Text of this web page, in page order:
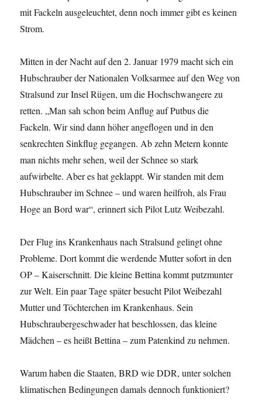
mit Fackeln ausgeleuchtet, denn noch immer gibt es keinen
Strom.
Mitten in der Nacht auf den 2. Januar 1979 macht sich ein
Hubschrauber der Nationalen Volksarmee auf den Weg von
Stralsund zur Insel Rügen, um die Hochschwangere zu
retten. „Man sah schon beim Anflug auf Putbus die
Fackeln. Wir sind dann höher angeflogen und in den
senkrechten Sinkflug gegangen. Ab zehn Metern konnte
man nichts mehr sehen, weil der Schnee so stark
aufwirbelte. Aber es hat geklappt. Wir standen mit dem
Hubschrauber im Schnee – und waren heilfroh, als Frau
Hoge an Bord war“, erinnert sich Pilot Lutz Weibezahl.
Der Flug ins Krankenhaus nach Stralsund gelingt ohne
Probleme. Dort kommt die werdende Mutter sofort in den
OP – Kaiserschnitt. Die kleine Bettina kommt putzmunter
zur Welt. Ein paar Tage später besucht Pilot Weibezahl
Mutter und Töchterchen im Krankenhaus. Sein
Hubschraubergeschwader hat beschlossen, das kleine
Mädchen – es heißt Bettina – zum Patenkind zu nehmen.
Warum haben die Staaten, BRD wie DDR, unter solchen
klimatischen Bedingungen damals dennoch funktioniert?